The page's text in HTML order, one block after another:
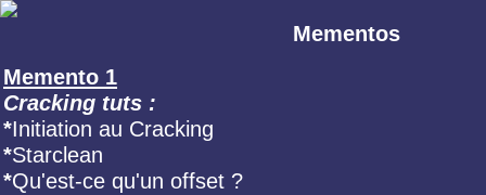
Mementos
Memento 1
Cracking tuts :
*Initiation au Cracking
*Starclean
*Qu'est-ce qu'un offset ?